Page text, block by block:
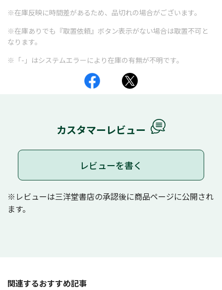
※在庫反映に時間差があるため、品切れの場合がございます。
※在庫ありでも『取置依頼』ボタン表示がない場合は取置不可と
なります。
※「-」はシステムエラーにより在庫の有無が不明です。
カスタマーレビュー
レビューを書く
※レビューは三洋堂書店の承認後に商品ページに公開され
ます。
関連するおすすめ記事